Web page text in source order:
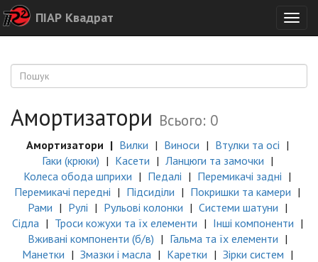
ПІАР Квадрат
Амортизатори Всього: 0
Амортизатори Вилки Виноси
Втулки та осі
Гаки (крюки)
Касети
Ланцюги та замочки
Колеса обода шприхи
Педалі
Перемикачі задні
Перемикачі передні
Підсиділи
Покришки та камери
Рами
Рулі Рульові колонки
Системи шатуни
Сідла
Троси кожухи та їх елементи
Інші компоненти
Вживані компоненти (б/в)
Гальма та їх елементи
Манетки
Змазки і масла Каретки
Зірки систем